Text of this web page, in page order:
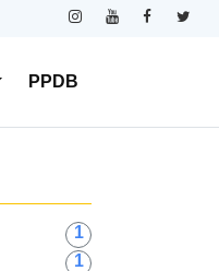
PPDB
1
1